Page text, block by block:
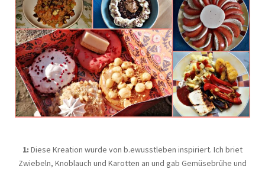
1: Diese Kreation wurde von b.ewusstleben inspiriert. Ich briet
Zwiebeln, Knoblauch und Karotten an und gab Gemüsebrühe und